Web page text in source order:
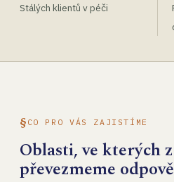
Stálých klientů v péči
CO PRO VÁS ZAJISTÍME
Oblasti, ve kterých
převezmeme